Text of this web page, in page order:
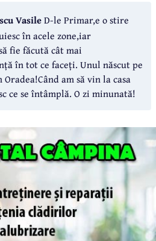
VasileD-le Primar,e o stire
în acele zone,iar
fie făcută cât mai
în tot ce faceți. Unul născut pe
am să vin la casa
ce se întâmplă. O zi minunată!